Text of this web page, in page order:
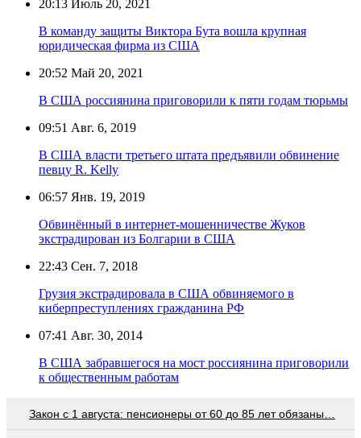
20:13 Июль 20, 2021
В команду защиты Виктора Бута вошла крупная
юридическая фирма из США
20:52 Май 20, 2021
В США россиянина приговорили к пяти годам тюрьмы
09:51 Авг. 6, 2019
В США власти третьего штата предъявили обвинение
певцу R. Kelly
06:57 Янв. 19, 2019
Обвинённый в интернет-мошенничестве Жуков
экстрадирован из Болгарии в США
22:43 Сен. 7, 2018
Грузия экстрадировала в США обвиняемого в
киберпреступлениях гражданина РФ
07:41 Авг. 30, 2014
В США забравшегося на мост россиянина приговорили
к общественным работам
Закон с 1 августа: пенсионеры от 60 до 85 лет обязаны…